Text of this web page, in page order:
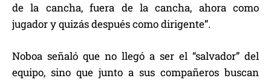
de la cancha, fuera de la cancha, ahora como
jugador y quizás después como dirigente”.
Noboa señaló que no llegó a ser el “salvador” del
equipo, sino que junto a sus compañeros buscan